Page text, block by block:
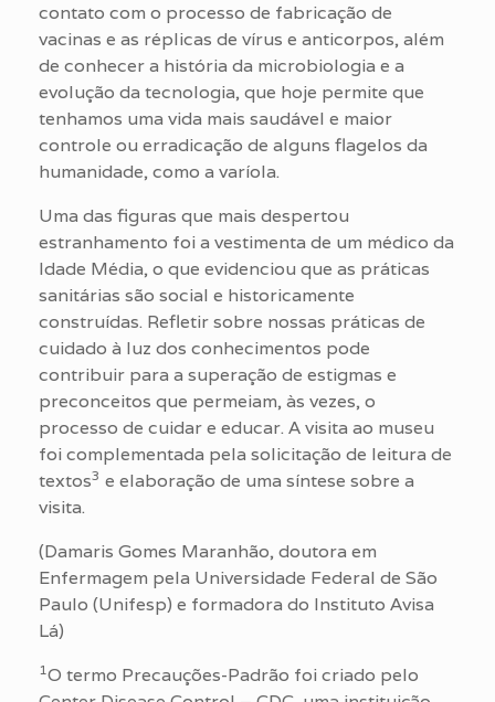
contato com o processo de fabricação de
vacinas e as réplicas de vírus e anticorpos, além
de conhecer a história da microbiologia e a
evolução da tecnologia, que hoje permite que
tenhamos uma vida mais saudável e maior
controle ou erradicação de alguns flagelos da
humanidade, como a varíola.
Uma das figuras que mais despertou
estranhamento foi a vestimenta de um médico da
Idade Média, o que evidenciou que as práticas
sanitárias são social e historicamente
construídas. Refletir sobre nossas práticas de
cuidado à luz dos conhecimentos pode
contribuir para a superação de estigmas e
preconceitos que permeiam, às vezes, o
processo de cuidar e educar. A visita ao museu
foi complementada pela solicitação de leitura de
textos3 e elaboração de uma síntese sobre a
visita.
(Damaris Gomes Maranhão, doutora em
Enfermagem pela Universidade Federal de São
Paulo (Unifesp) e formadora do Instituto Avisa
Lá)
1O termo Precauções-Padrão foi criado pelo